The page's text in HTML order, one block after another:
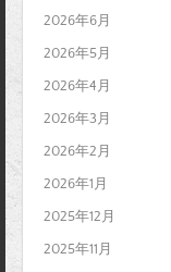
2026年6月
2026年5月
2026年4月
2026年3月
2026年2月
2026年1月
2025年12月
2025年11月